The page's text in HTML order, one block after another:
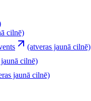
cilnē)
(atveras jaunā cilnē)
cilnē)
jaunā cilnē)